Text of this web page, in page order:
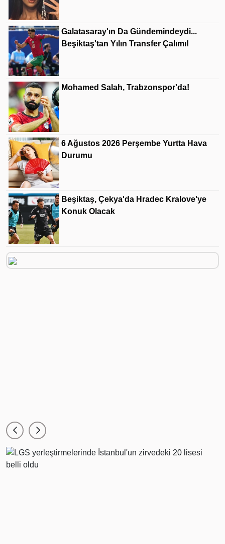
Galatasaray'ın Da Gündemindeydi...
Beşiktaş'tan Yılın Transfer Çalımı!
Mohamed Salah, Trabzonspor'da!
6 Ağustos 2026 Perşembe Yurtta Hava
Durumu
Beşiktaş, Çekya'da Hradec Kralove'ye
Konuk Olacak